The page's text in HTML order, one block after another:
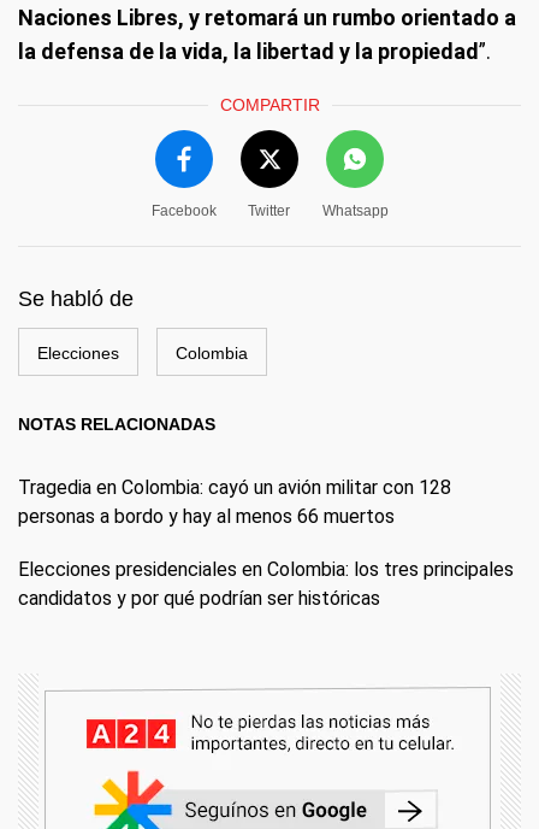
Naciones Libres, y retomará un rumbo orientado a
la defensa de la vida, la libertad y la propiedad”.
COMPARTIR
Facebook Twitter Whatsapp
Se habló de
Elecciones Colombia
NOTAS RELACIONADAS
Tragedia en Colombia: cayó un avión militar con 128
personas a bordo y hay al menos 66 muertos
Elecciones presidenciales en Colombia: los tres principales
candidatos y por qué podrían ser históricas